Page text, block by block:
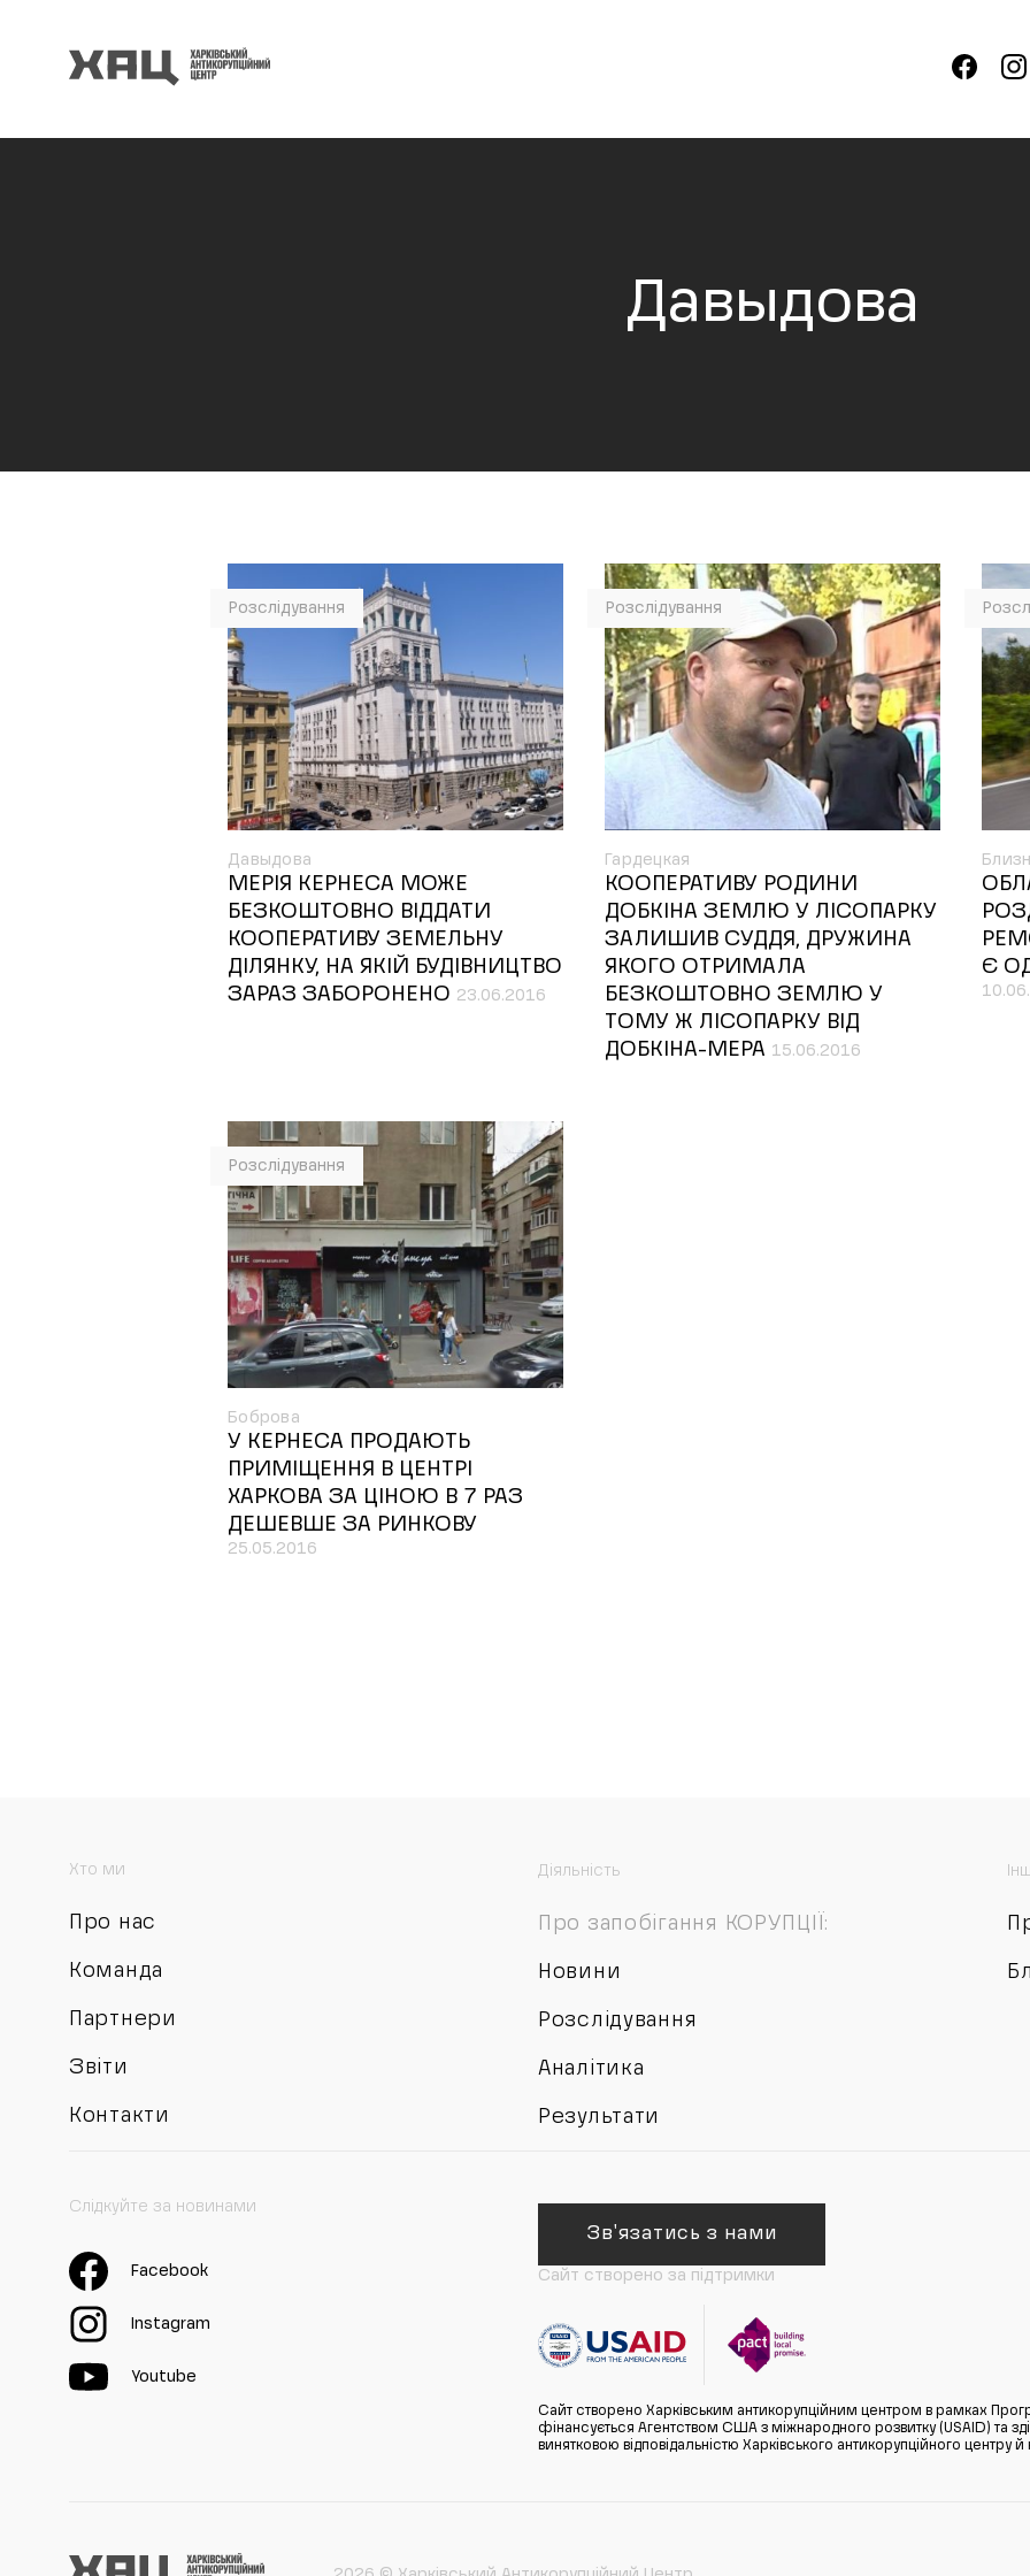
Давыдова
Розслідування
Давыдова
МЕРІЯ КЕРНЕСА МОЖЕ
БЕЗКОШТОВНО ВІДДАТИ
КООПЕРАТИВУ ЗЕМЕЛЬНУ
ДІЛЯНКУ, НА ЯКІЙ БУДІВНИЦТВО
ЗАРАЗ ЗАБОРОНЕНО 23.06.2016
Розслідування
Гардецкая
КООПЕРАТИВУ РОДИНИ
ДОБКІНА ЗЕМЛЮ У ЛІСОПАРКУ
ЗАЛИШИВ СУДДЯ, ДРУЖИНА
ЯКОГО ОТРИМАЛА
БЕЗКОШТОВНО ЗЕМЛЮ У
ТОМУ Ж ЛІСОПАРКУ ВІД
ДОБКІНА-МЕРА 15.06.2016
Є
Розслідування
Боброва
У КЕРНЕСА ПРОДАЮТЬ
ПРИМІЩЕННЯ В ЦЕНТРІ
ХАРКОВА ЗА ЦІНОЮ В 7 РАЗ
ДЕШЕВШЕ ЗА РИНКОВУ
25.05.2016
Хто ми
Про нас
Команда
Партнери
Звіти
Контакти
Діяльність
Про запобігання КОРУПЦІЇ:
Новини
Розслідування
Аналітика
Результати
Слідкуйте за новинами
Facebook
Instagram
Youtube
Зв'язатись з нами
Сайт створено за підтримки
Сайт створено Харківським антикорупційним центром в рамках
фінансується Агентством США з міжнародного розвитку (USAID) та
винятковою відповідальністю Харківського антикорупційного